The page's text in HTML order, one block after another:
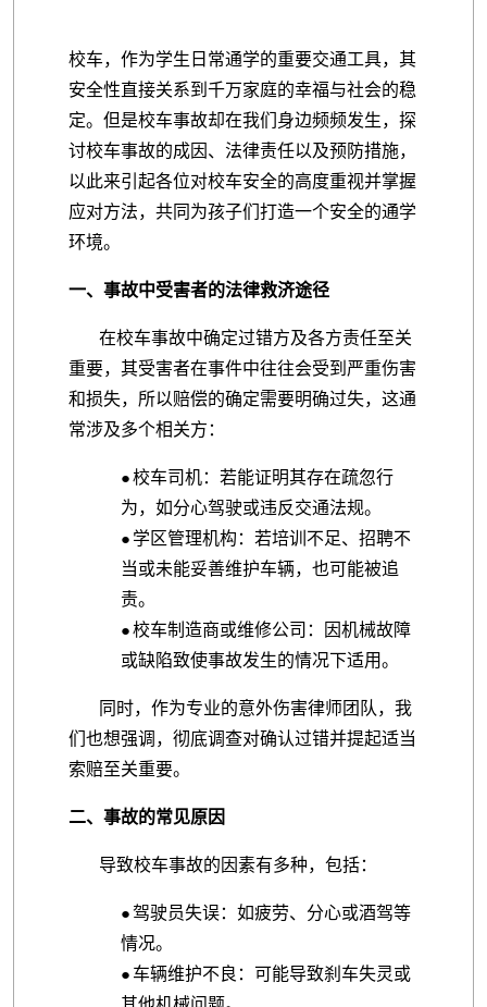
校车，作为学生日常通学的重要交通工具，其
安全性直接关系到千万家庭的幸福与社会的稳
定。但是校车事故却在我们身边频频发生，探
讨校车事故的成因、法律责任以及预防措施，
以此来引起各位对校车安全的高度重视并掌握
应对方法，共同为孩子们打造一个安全的通学
环境。
一、事故中受害者的法律救济途径
在校车事故中确定过错方及各方责任至关
重要，其受害者在事件中往往会受到严重伤害
和损失，所以赔偿的确定需要明确过失，这通
常涉及多个相关方：
●校车司机：若能证明其存在疏忽行
为，如分心驾驶或违反交通法规。
● 学区管理机构：若培训不足、招聘不
当或未能妥善维护车辆，也可能被追
责。
●校车制造商或维修公司：因机械故障
或缺陷致使事故发生的情况下适用。
同时，作为专业的意外伤害律师团队，我
们也想强调，彻底调查对确认过错并提起适当
索赔至关重要。
二、事故的常见原因
导致校车事故的因素有多种，包括：
●驾驶员失误：如疲劳、分心或酒驾等
情况。
● 车辆维护不良：可能导致刹车失灵或